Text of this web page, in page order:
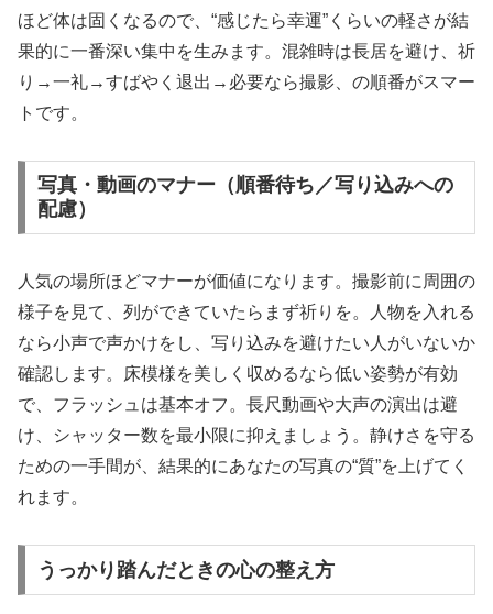
ほど体は固くなるので、“感じたら幸運”くらいの軽さが結
果的に一番深い集中を生みます。混雑時は長居を避け、祈
り→一礼→すばやく退出→必要なら撮影、の順番がスマー
トです。
写真・動画のマナー（順番待ち／写り込みへの
配慮）
人気の場所ほどマナーが価値になります。撮影前に周囲の
様子を見て、列ができていたらまず祈りを。人物を入れる
なら小声で声かけをし、写り込みを避けたい人がいないか
確認します。床模様を美しく収めるなら低い姿勢が有効
で、フラッシュは基本オフ。長尺動画や大声の演出は避
け、シャッター数を最小限に抑えましょう。静けさを守る
ための一手間が、結果的にあなたの写真の“質”を上げてく
れます。
うっかり踏んだときの心の整え方